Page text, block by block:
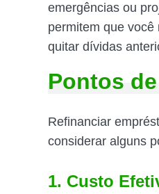
emergências ou
permitem que
quitar dívidas
Pontos
Refinanciar
considerar alguns
1. Custo